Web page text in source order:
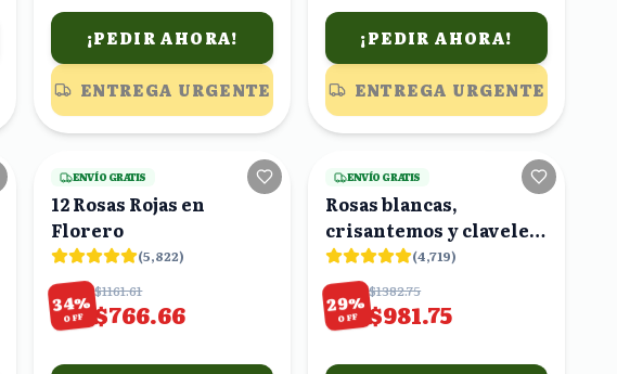
¡PEDIR AHORA!
ENTREGA URGENTE
¡PEDIR AHORA!
ENTREGA URGENTE
25viendo
ENVÍO GRATIS
12 Rosas Rojas en
Florero
(5,822)
34%
OFF
$1161.61
$766.66
17viendo
ENVÍO GRATIS
Rosas blancas,
crisantemos y claveles
en caja
(4,719)
29%
OFF
$1382.75
$981.75